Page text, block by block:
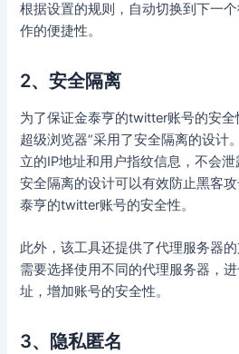
根据设置的规则，自动切换到下一
作的便捷性。
2、安全隔离
为了保证金泰亨的twitter账号的安
超级浏览器”采用了安全隔离的设计
立的IP地址和用户指纹信息，不会
安全隔离的设计可以有效防止黑客
泰亨的twitter账号的安全性。
此外，该工具还提供了代理服务器
需要选择使用不同的代理服务器，
址，增加账号的安全性。
3、隐私匿名